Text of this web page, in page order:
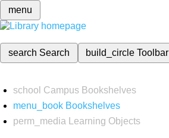
menu
search Search build_circleToolbar
school Campus Bookshelves
menu_book Bookshelves
perm_media
Learning Objects